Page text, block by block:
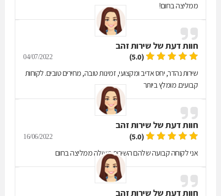
ממליצה בחום!
חוות דעת של שירות זהב
(5.0)
04/07/2022
שירות נהדר, יחס אדיב ומקצועי, זמינות טובה, מחירים טובים. לקוחות
קבועים. מומלץ ביותר
חוות דעת של שירות זהב
(5.0)
16/06/2022
אני לקוחה קבועה שלהם השירות מעולה ממליצה בחום
חוות דעת של שירות זהב